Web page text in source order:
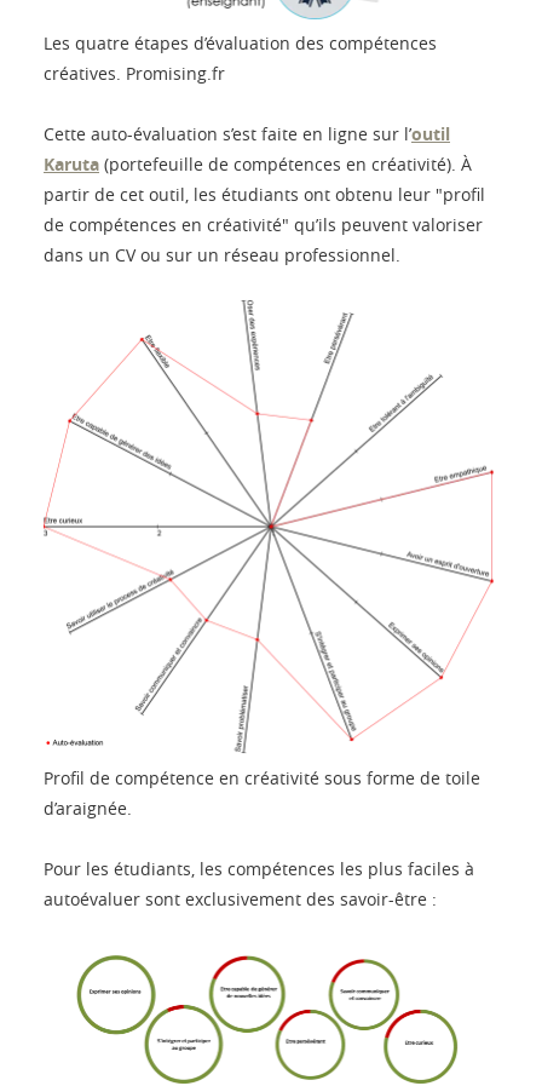
Les quatre étapes d’évaluation des compétences
créatives. Promising.fr
Cette auto-évaluation s’est faite en ligne sur l’outil
Karuta (portefeuille de compétences en créativité). À
partir de cet outil, les étudiants ont obtenu leur "profil
de compétences en créativité" qu’ils peuvent valoriser
dans un CV ou sur un réseau professionnel.
Profil de compétence en créativité sous forme de toile
d’araignée.
Pour les étudiants, les compétences les plus faciles à
autoévaluer sont exclusivement des savoir-être :